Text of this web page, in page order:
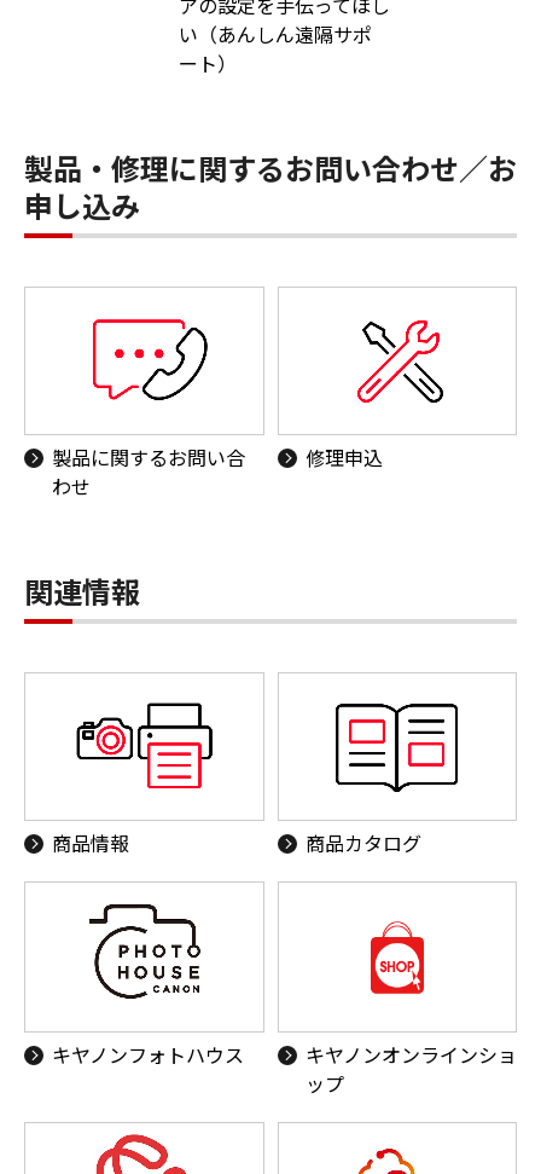
い（あんしん遠隔サポ
ート）
製品・修理に関するお問い合わせ／お
申し込み
製品に関するお問い合
わせ
修理申込
関連情報
商品情報 商品カタログ
キヤノンフォトハウス
キヤノンオンラインショ
ップ